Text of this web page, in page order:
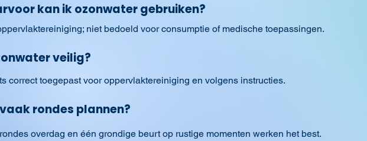
kan ik ozonwater gebruiken?
niet bedoeld voor consumptie of medische toepassingen.
veilig?
correct toegepast voor oppervlaktereiniging en volgens instructies.
rondes plannen?
overdag en één grondige beurt op rustige momenten werken het best.